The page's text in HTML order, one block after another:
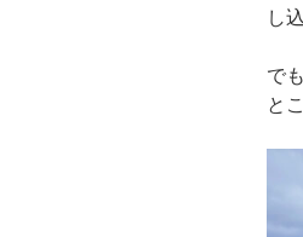
し
で
と